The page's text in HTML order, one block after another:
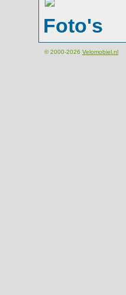
Foto's
© 2000-2026 Velomobiel.nl